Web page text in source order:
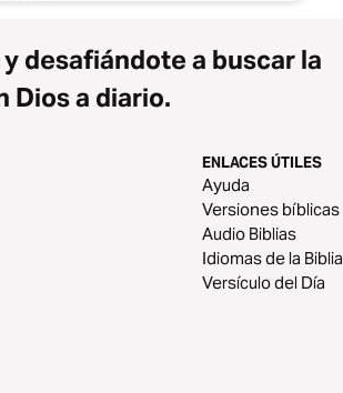
desafiándote a buscar la
Dios a diario.
ENLACES ÚTILES
Ayuda
Versiones bíblicas
Audio Biblias
Idiomas de la Biblia
Versículo del Día